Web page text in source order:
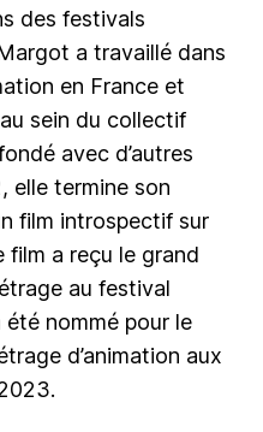
des festivals
a travaillé dans
en France et
sein du collectif
avec d’autres
elle termine son
film introspectif sur
film a reçu le grand
au festival
nommé pour le
d’animation aux